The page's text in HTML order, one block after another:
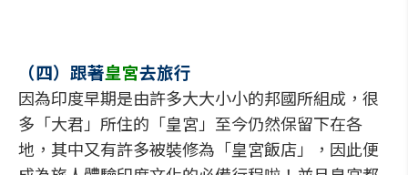
（四）跟著皇宮去旅行
因為印度早期是由許多大大小小的邦國所組成，很
多「大君」所住的「皇宮」至今仍然保留下在各
地，其中又有許多被裝修為「皇宮飯店」，因此便